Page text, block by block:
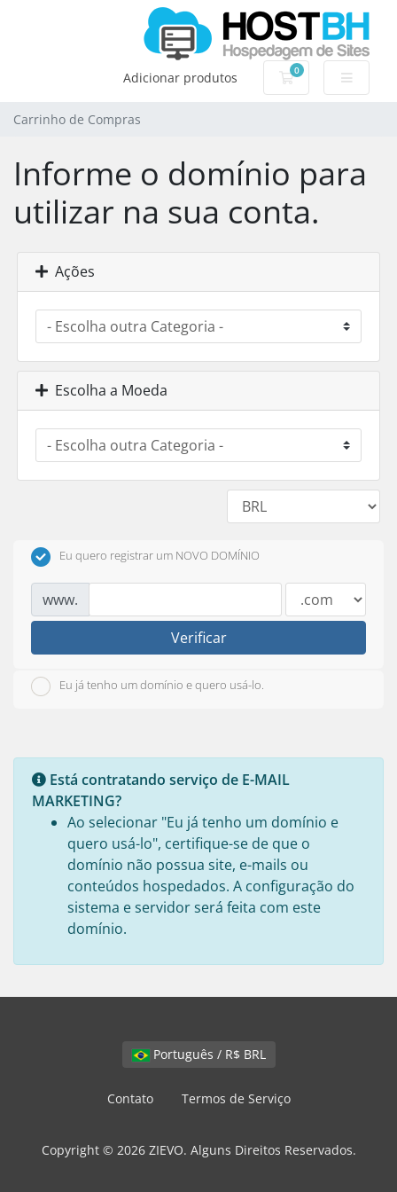
Adicionar produtos 0
Carrinho de
Carrinho de Compras
Informe o domínio para
utilizar na sua conta.
Ações
Escolha a Moeda
Eu quero registrar um NOVO DOMÍNIO
www.
Verificar
Eu já tenho um domínio e quero usá-lo.
Está contratando serviço de E-MAIL
MARKETING?
Ao selecionar "Eu já tenho um domínio e
quero usá-lo", certifique-se de que o
domínio não possua site, e-mails ou
conteúdos hospedados. A configuração do
sistema e servidor será feita com este
domínio.
Português / R$ BRL
Contato Termos de Serviço
Copyright © 2026 ZIEVO. Alguns Direitos Reservados.